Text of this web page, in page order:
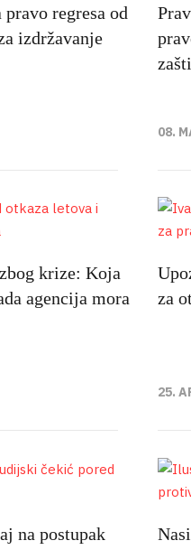
regresa od
izdržavanje
08.
krize: Koja
agencija mora
za
25.
na postupak